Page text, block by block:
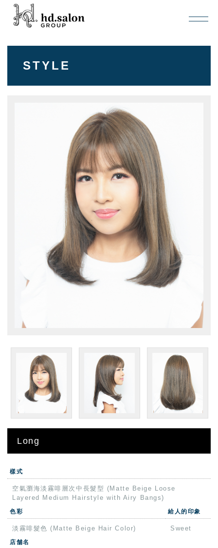
STYLE
Long
樣式
空氣瀏海淡霧啡層次中長髮型 (Matte Beige Loose
Layered Medium Hairstyle with Airy Bangs)
色彩 給人的印象
淡霧啡髮色 (Matte Beige Hair Color) Sweet
店舗名